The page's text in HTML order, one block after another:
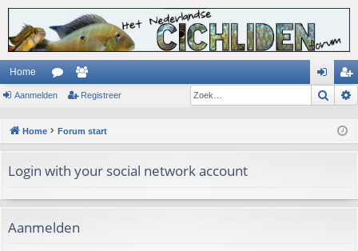
Home
or
m
s
ed an
el
eg
re
Aanmelden Registreer Zoek
Home Forum start
Login with your social network account
Aanmelden